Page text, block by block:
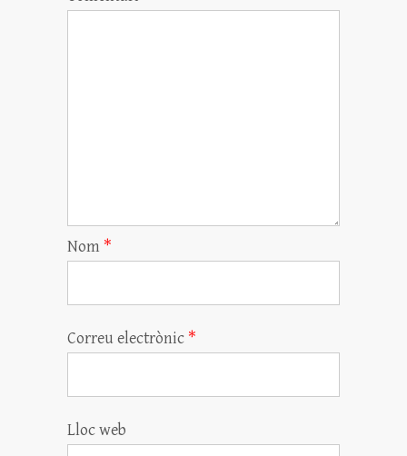
Nom *
Correu electrònic *
Lloc web